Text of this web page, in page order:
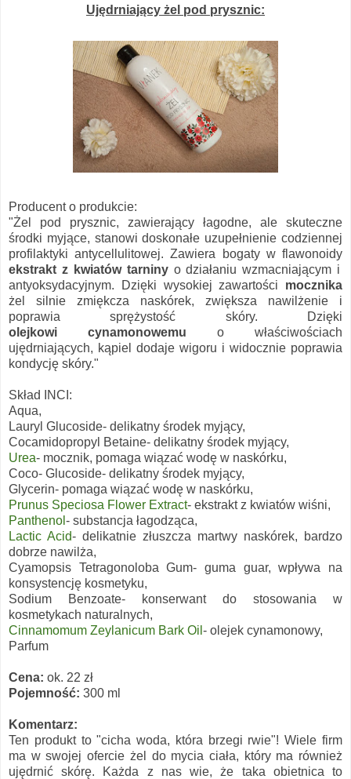
Ujędrniający żel pod prysznic:
Producent o produkcie:
"Żel pod prysznic, zawierający łagodne, ale skuteczne
środki myjące, stanowi doskonałe uzupełnienie codziennej
profilaktyki antycellulitowej. Zawiera bogaty w flawonoidy
ekstrakt z kwiatów tarninyo działaniu wzmacniającym i
antyoksydacyjnym. Dzięki wysokiej zawartości mocznika
żel silnie zmiękcza naskórek, zwiększa nawilżenie i
poprawia sprężystość skóry. Dzięki
olejkowi cynamonowemu o właściwościach
ujędrniających, kąpiel dodaje wigoru i widocznie poprawia
kondycję skóry."
Skład INCI:
Aqua,
Lauryl Glucoside- delikatny środek myjący,
Cocamidopropyl Betaine- delikatny środek myjący,
Urea- mocznik, pomaga wiązać wodę w naskórku,
Coco- Glucoside- delikatny środek myjący,
Glycerin- pomaga wiązać wodę w naskórku,
Prunus Speciosa Flower Extract- ekstrakt z kwiatów wiśni,
Panthenol - substancja łagodząca,
Lactic Acid- delikatnie złuszcza martwy naskórek, bardzo
dobrze nawilża,
Cyamopsis Tetragonoloba Gum- guma guar, wpływa na
konsystencję kosmetyku,
Sodium Benzoate- konserwant do stosowania w
kosmetykach naturalnych,
Cinnamomum Zeylanicum Bark Oil - olejek cynamonowy,
Parfum
Cena: ok. 22 zł
Pojemność: 300 ml
Komentarz:
Ten produkt to "cicha woda, która brzegi rwie"! Wiele firm
ma w swojej ofercie żel do mycia ciała, który ma również
ujędrnić skórę. Każda z nas wie, że taka obietnica to